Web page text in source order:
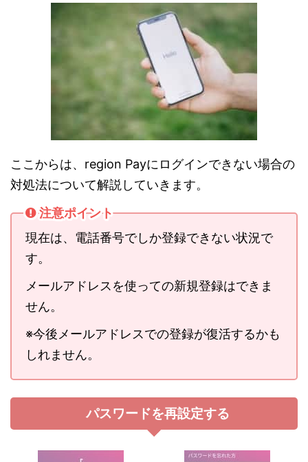
ここからは、region Payにログインできない場合の
対処法について解説していきます。
注意ポイント
現在は、電話番号でしか登録できない状況で
す。
メールアドレスを使っての新規登録はできま
せん。
※今後メールアドレスでの登録が復活するかも
しれません。
パスワードを再設定する